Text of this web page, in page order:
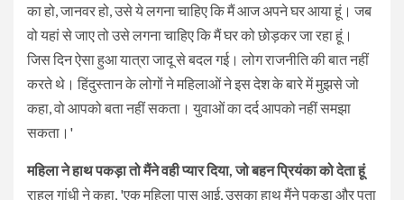
का हो, जानवर हो, उसे ये लगना चाहिए कि मैं आज अपने घर आया हूं। जब
वो यहां से जाए तो उसे लगना चाहिए कि मैं घर को छोड़कर जा रहा हूं।
जिस दिन ऐसा हुआ यात्रा जादू से बदल गई। लोग राजनीति की बात नहीं
करते थे। हिंदुस्तान के लोगों ने महिलाओं ने इस देश के बारे में मुझसे जो
कहा, वो आपको बता नहीं सकता। युवाओं का दर्द आपको नहीं समझा
सकता।'
महिला ने हाथ पकड़ा तो मैंने वही प्यार दिया, जो बहन प्रियंका को देता हूं
राहुल गांधी ने कहा, 'एक महिला पास आई, उसका हाथ मैंने पकड़ा और पता